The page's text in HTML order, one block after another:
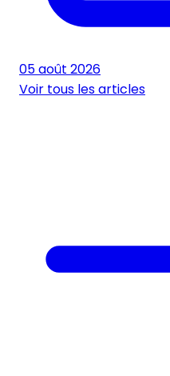
05 août 2026
Voir tous les articles